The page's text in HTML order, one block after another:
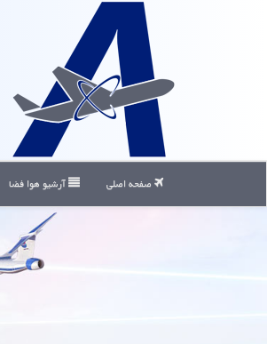
صفحه اصلی آرشیو هوا فضا